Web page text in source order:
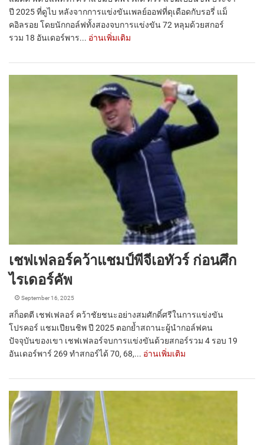
ปี 2025 ที่ดูไบ หลังจากการแข่งขันเพลย์ออฟที่ดุเดือดกับรอรี่ แม็
คอิลรอย โดยนักกอล์ฟทั้งสองจบการแข่งขัน 72 หลุมด้วยสกอร์
รวม 18 อันเดอร์พาร... อ่านเพิ่มเติม
เชฟเฟลอร์คว้าแชมป์พีจีเอทัวร์ ก่อนศึก
ไรเดอร์คัพ
September 16, 2025
สก็อตตี เชฟเฟลอร์ คว้าชัยชนะอย่างสมศักดิ์ศรีในการแข่งขัน
โปรคอร์ แชมเปียนชิพ ปี 2025 ตอกย้ำสถานะผู้นำกอล์ฟคน
ปัจจุบันของเขา เชฟเฟลอร์จบการแข่งขันด้วยสกอร์รวม 4 รอบ 19
อันเดอร์พาร์ 269 ทำสกอร์ได้ 70, 68,... อ่านเพิ่มเติม